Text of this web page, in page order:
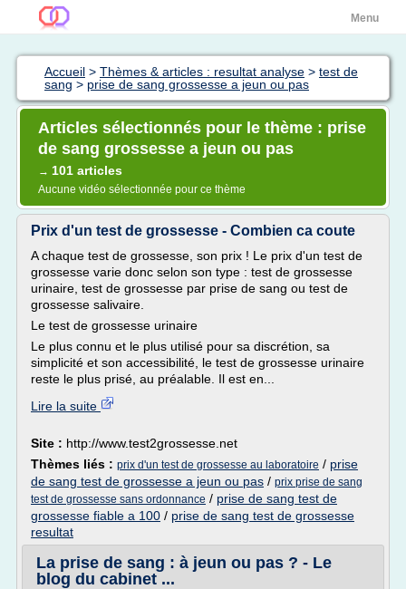
Menu
Accueil > Thèmes & articles : resultat analyse > test de
sang > prise de sang grossesse a jeun ou pas
Articles sélectionnés pour le thème : prise
de sang grossesse a jeun ou pas
→ 101 articles
Aucune vidéo sélectionnée pour ce thème
Prix d'un test de grossesse - Combien ca coute
A chaque test de grossesse, son prix ! Le prix d'un test de
grossesse varie donc selon son type : test de grossesse
urinaire, test de grossesse par prise de sang ou test de
grossesse salivaire.
Le test de grossesse urinaire
Le plus connu et le plus utilisé pour sa discrétion, sa
simplicité et son accessibilité, le test de grossesse urinaire
reste le plus prisé, au préalable. Il est en...
Lire la suite
Site : http://www.test2grossesse.net
Thèmes liés : prix d'un test de grossesse au laboratoire / prise
de sang test de grossesse a jeun ou pas / prix prise de sang
test de grossesse sans ordonnance / prise de sang test de
grossesse fiable a 100 / prise de sang test de grossesse
resultat
La prise de sang : à jeun ou pas ? - Le
blog du cabinet ...